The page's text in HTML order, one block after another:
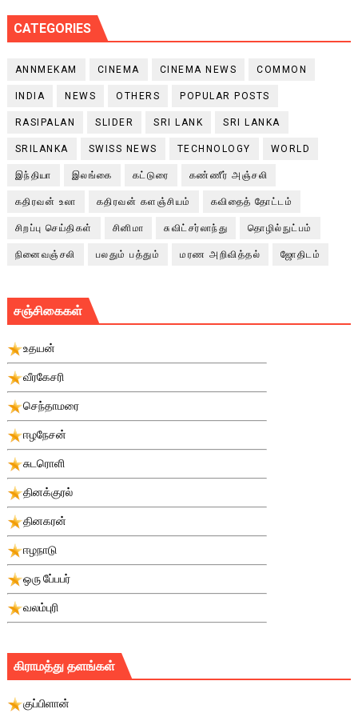
CATEGORIES
ANNMEKAM CINEMA CINEMA NEWS COMMON
INDIA NEWS OTHERS POPULAR POSTS
RASIPALAN SLIDER SRI LANK SRI LANKA
SRILANKA SWISS NEWS TECHNOLOGY WORLD
இந்தியா இலங்கை கட்டுரை கண்ணீர் அஞ்சலி
கதிரவன் உலா கதிரவன் களஞ்சியம் கவிதைத் தோட்டம்
சிறப்பு செய்திகள் சினிமா சுவிட்சர்லாந்து தொழில்நுட்பம்
நினைவஞ்சலி பலதும் பத்தும் மரண அறிவித்தல் ஜோதிடம்
சஞ்சிகைகள்
உதயன்
வீரகேசரி
செந்தாமரை
ஈழநேசன்
சுடரொளி
தினக்குரல்
தினகரன்
ஈழநாடு
ஒரு பே்பபர்
வலம்புரி
கிராமத்து தளங்கள்
குப்பிளான்